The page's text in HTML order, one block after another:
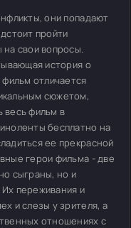
они попадают
пройти
на свои вопросы.
история о
отличается
сюжетом,
весь фильм в
бесплатно на
ее прекрасной
герои фильма - две
сыграны, но и
переживания и
и слезы у зрителя, а
отношениях с